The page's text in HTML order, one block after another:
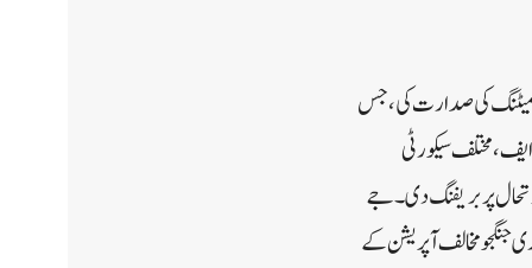
میٹنگ کی صدارت کی ،جس
مختلف سیکورٹی
پر بریفنگ دی۔جے
جنگجو مخالف آپریشن کے